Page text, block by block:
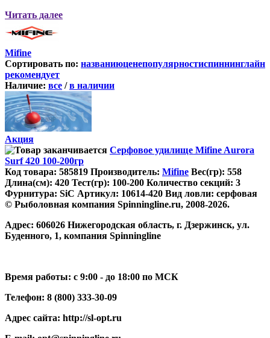
Читать далее
Mifine
Сортировать по: названиюценепопулярностиспиннинглайн
рекомендует
Наличие: все /в наличии
Акция
Серфовое удилище Mifine Aurora
Surf 420 100-200гр
Код товара: 585819 Производитель: Mifine Вес(гр): 558
Длина(см): 420 Тест(гр): 100-200 Количество секций: 3
Фурнитура: SiC Артикул: 10614-420 Вид ловли: серфовая
© Рыболовная компания Spinningline.ru, 2008-2026.
Адрес: 606026 Нижегородская область, г. Дзержинск, ул.
Буденного, 1, компания Spinningline
Время работы: с 9:00 - до 18:00 по МСК
Телефон: 8 (800) 333-30-09
Адрес сайта: http://sl-opt.ru